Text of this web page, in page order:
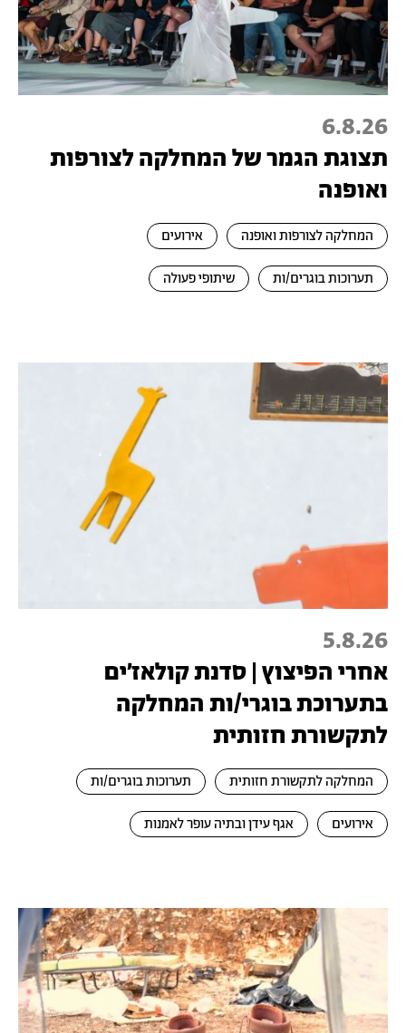
6.8.26
תצוגת הגמר של המחלקה לצורפות
ואופנה
המחלקה לצורפות ואופנה אירועים
תערוכות בוגרים/ות שיתופי פעולה
5.8.26
אחרי הפיצוץ | סדנת קולאז׳ים
בתערוכת בוגרי/ות המחלקה
לתקשורת חזותית
המחלקה לתקשורת חזותית תערוכות בוגרים/ות
אירועים אגף עידן ובתיה עופר לאמנות